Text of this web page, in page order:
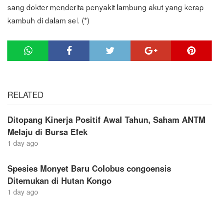
sang dokter menderita penyakit lambung akut yang kerap
kambuh di dalam sel. (*)
RELATED
Ditopang Kinerja Positif Awal Tahun, Saham ANTM
Melaju di Bursa Efek
1 day ago
Spesies Monyet Baru Colobus congoensis
Ditemukan di Hutan Kongo
1 day ago